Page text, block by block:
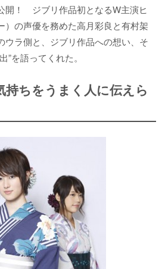
開！ ジブリ作品初となるW主演ヒ
）の声優を務めた高月彩良と有村架
ウラ側と、ジブリ作品への想い、そ
”を語ってくれた。
持ちをうまく人に伝えら